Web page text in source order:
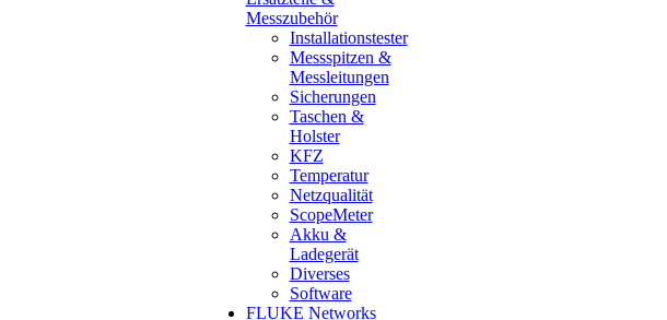
Messzubehör
Installationstester
Messspitzen &
Messleitungen
Sicherungen
Taschen &
Holster
KFZ
Temperatur
Netzqualität
ScopeMeter
Akku &
Ladegerät
Diverses
Software
FLUKE Networks